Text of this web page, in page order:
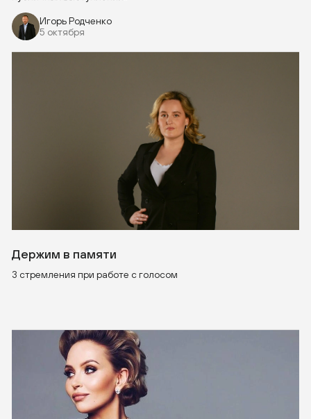
Игорь Родченко
5 октября
Держим в памяти
3 стремления при работе с голосом